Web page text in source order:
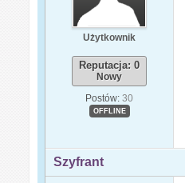
Użytkownik
Reputacja: 0
Nowy
Postów: 30
OFFLINE
Szyfrant